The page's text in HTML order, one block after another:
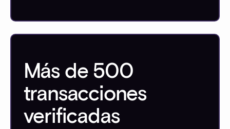
Más de 500
transacciones
verificadas